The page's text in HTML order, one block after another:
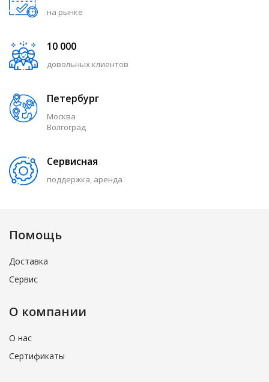
на рынке
10 000
довольных клиентов
Петербург
Москва
Волгоград
Сервисная
поддержка, аренда
Помощь
Доставка
Сервис
О компании
О нас
Сертификаты